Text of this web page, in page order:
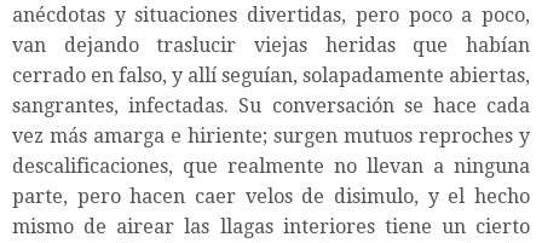
anécdotas y situaciones divertidas, pero poco a poco,
van dejando traslucir viejas heridas que habían
cerrado en falso, y allí seguían, solapadamente abiertas,
sangrantes, infectadas. Su conversación se hace cada
vez más amarga e hiriente; surgen mutuos reproches y
descalificaciones, que realmente no llevan a ninguna
parte, pero hacen caer velos de disimulo, y el hecho
mismo de airear las llagas interiores tiene un cierto